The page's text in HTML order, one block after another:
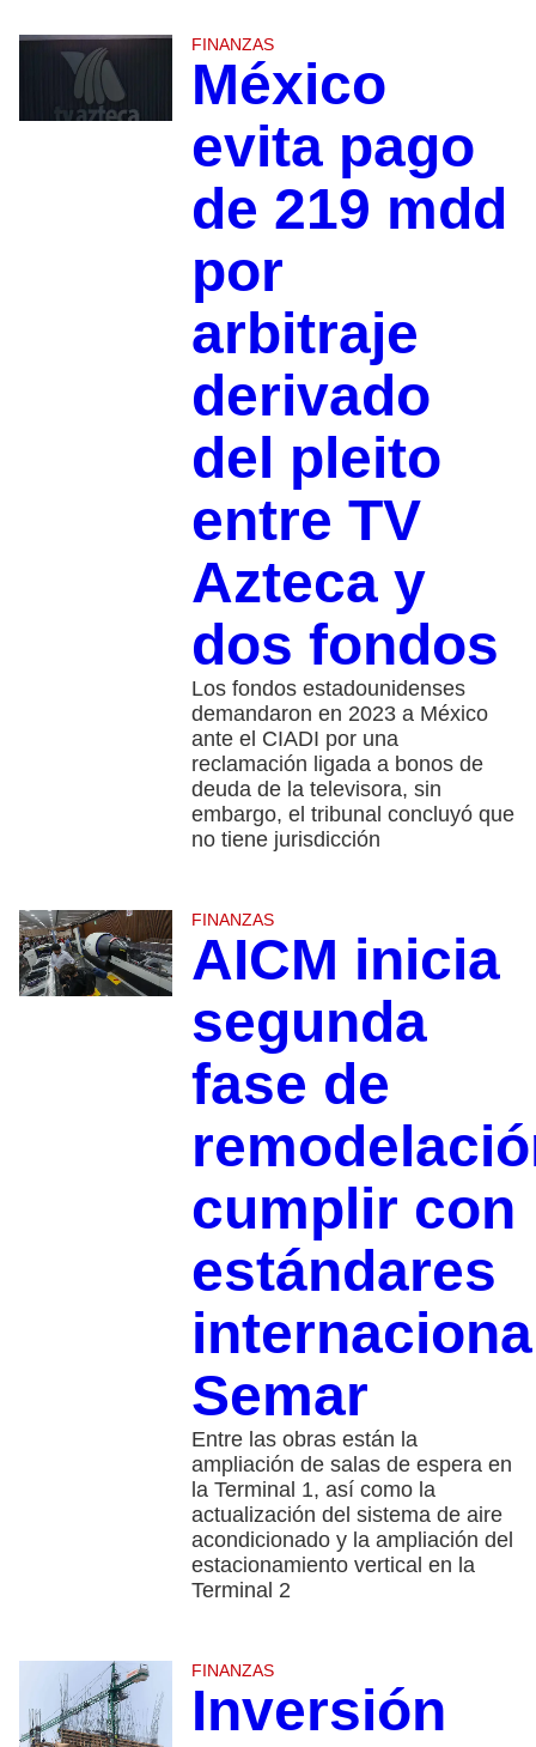
FINANZAS
México
evita pago
de 219 mdd
por
arbitraje
derivado
del pleito
entre TV
Azteca y
dos fondos
Los fondos estadounidenses
demandaron en 2023 a México
ante el CIADI por una
reclamación ligada a bonos de
deuda de la televisora, sin
embargo, el tribunal concluyó que
no tiene jurisdicción
FINANZAS
AICM inicia
segunda
fase de
cumplir con
estándares
Semar
Entre las obras están la
ampliación de salas de espera en
la Terminal 1, así como la
actualización del sistema de aire
acondicionado y la ampliación del
estacionamiento vertical en la
Terminal 2
FINANZAS
Inversión